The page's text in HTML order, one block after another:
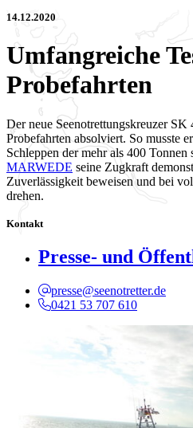
14.12.2020
Umfangreiche
Probefahrten
Der neue Seenotrettungskreuzer SK
Probefahrten absolviert. So musste
Schleppen der mehr als 400 Tonnen
MARWEDE seine Zugkraft
Zuverlässigkeit beweisen und bei
drehen.
Kontakt
Presse- und
presse@seenotretter.de
0421 53 707 610